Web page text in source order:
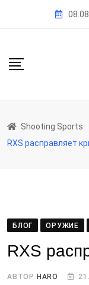
Shooting Sports
RXS расправляет
БЛОГ ОРУЖИЕ
RXS
АВТОР HARO